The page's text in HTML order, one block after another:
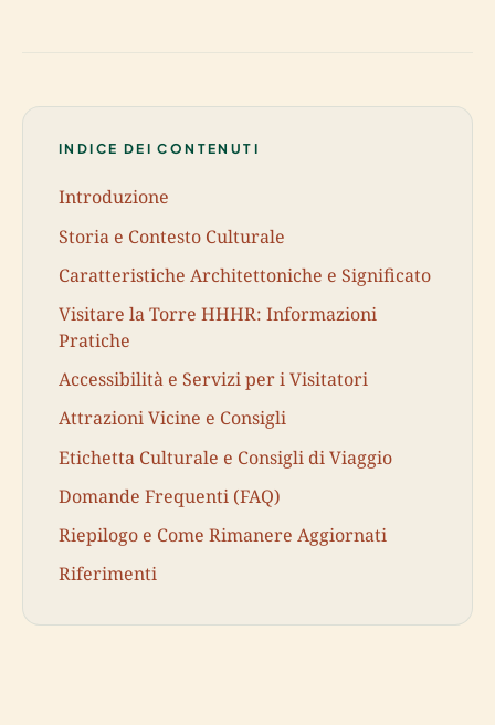
INDICE DEI CONTENUTI
Introduzione
Storia e Contesto Culturale
Caratteristiche Architettoniche e Significato
Visitare la Torre HHHR: Informazioni
Pratiche
Accessibilità e Servizi per i Visitatori
Attrazioni Vicine e Consigli
Etichetta Culturale e Consigli di Viaggio
Domande Frequenti (FAQ)
Riepilogo e Come Rimanere Aggiornati
Riferimenti